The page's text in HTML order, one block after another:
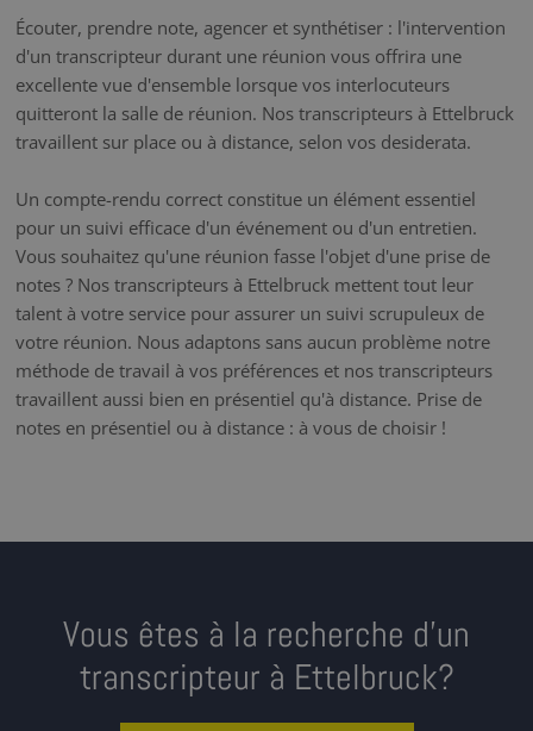
Écouter, prendre note, agencer et synthétiser : l'intervention
d'un transcripteur durant une réunion vous offrira une
excellente vue d'ensemble lorsque vos interlocuteurs
quitteront la salle de réunion. Nos transcripteurs à Ettelbruck
travaillent sur place ou à distance, selon vos desiderata.
Un compte-rendu correct constitue un élément essentiel
pour un suivi efficace d'un événement ou d'un entretien.
Vous souhaitez qu'une réunion fasse l'objet d'une prise de
notes ? Nos transcripteurs à Ettelbruck mettent tout leur
talent à votre service pour assurer un suivi scrupuleux de
votre réunion. Nous adaptons sans aucun problème notre
méthode de travail à vos préférences et nos transcripteurs
travaillent aussi bien en présentiel qu'à distance. Prise de
notes en présentiel ou à distance : à vous de choisir !
Vous êtes à la recherche d’un
transcripteur à Ettelbruck?